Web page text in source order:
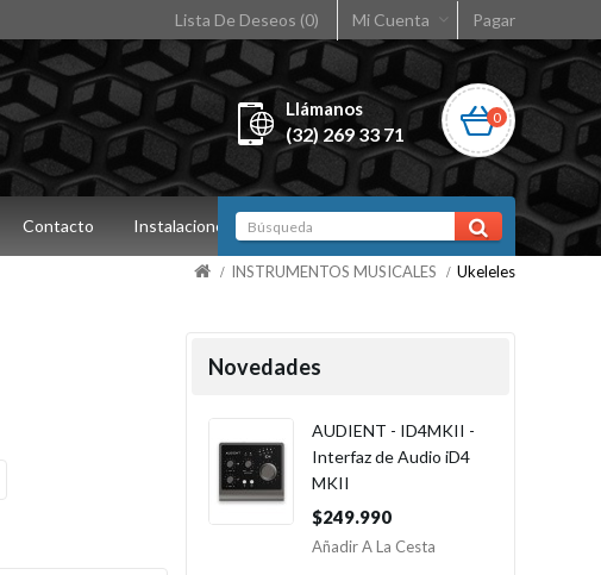
Lista De Deseos (0) Mi Cuenta Pagar
Llámanos
(32) 269 33 71
0
Contacto Instalaciones
INSTRUMENTOS MUSICALES Ukeleles
Novedades
AUDIENT - ID4MKII -
Interfaz de Audio iD4
MKII
$249.990
Añadir A La Cesta